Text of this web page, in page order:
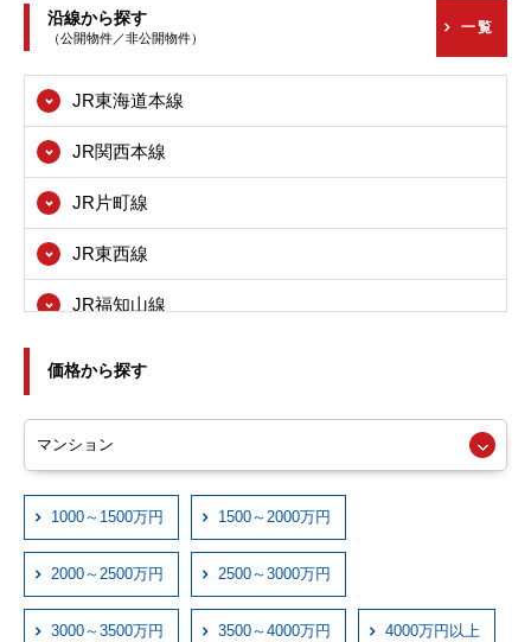
高槻市
茨木市
八尾市
寝屋川市
箕面市
東大阪市
尼崎市
西宮市
伊丹市
宝塚市
川西市
沿線から探す
（公開物件／非公開物件）
一覧
JR東海道本線
JR関西本線
JR片町線
JR東西線
JR福知山線
近鉄奈良線
近鉄信貴線
近鉄けいはんな線
近鉄西信貴ケーブル
価格から探す
1000～1500万円 1500～2000万円
2000～2500万円 2500～3000万円
3000～3500万円 3500～4000万円 4000万円以上